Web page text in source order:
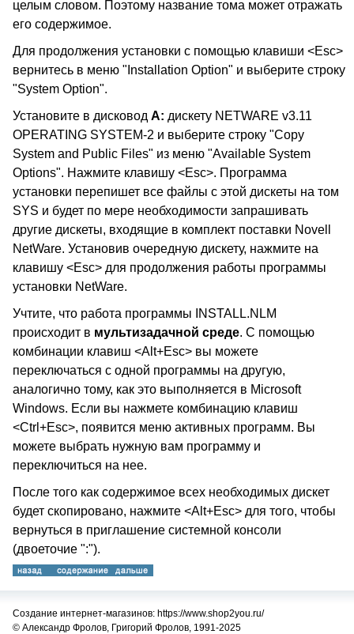
целым словом. Поэтому название тома может отражать
его содержимое.
Для продолжения установки с помощью клавиши <Esc>
вернитесь в меню "Installation Option" и выберите строку
"System Option".
Установите в дисковод A: дискету NETWARE v3.11
OPERATING SYSTEM-2 и выберите строку "Copy
System and Public Files" из меню "Available System
Options". Нажмите клавишу <Esc>. Программа
установки перепишет все файлы с этой дискеты на том
SYS и будет по мере необходимости запрашивать
другие дискеты, входящие в комплект поставки Novell
NetWare. Установив очередную дискету, нажмите на
клавишу <Esc> для продолжения работы программы
установки NetWare.
Учтите, что работа программы INSTALL.NLM
происходит в мультизадачной среде. С помощью
комбинации клавиш <Alt+Esc> вы можете
переключаться с одной программы на другую,
аналогично тому, как это выполняется в Microsoft
Windows. Если вы нажмете комбинацию клавиш
<Ctrl+Esc>, появится меню активных программ. Вы
можете выбрать нужную вам программу и
переключиться на нее.
После того как содержимое всех необходимых дискет
будет скопировано, нажмите <Alt+Esc> для того, чтобы
вернуться в приглашение системной консоли
(двоеточие ":").
Создание интернет-магазинов: https://www.shop2you.ru/
© Александр Фролов, Григорий Фролов, 1991-2025